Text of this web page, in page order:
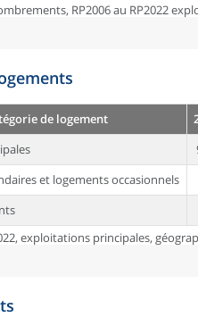
RP2006 au RP2022
de logement
et logements occasionnels
exploitations principales,